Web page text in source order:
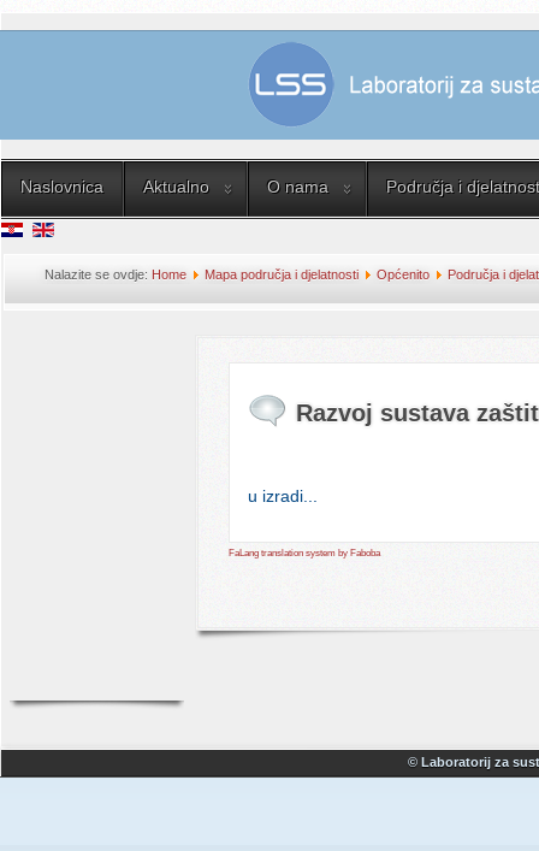
Naslovnica Aktualno O nama Područja i
Nalazite se ovdje: Home Mapa područja i djelatnosti Općenito
Područja i
Razvoj sustava
u izradi...
FaLang translation system by Faboba
© Laboratorij za